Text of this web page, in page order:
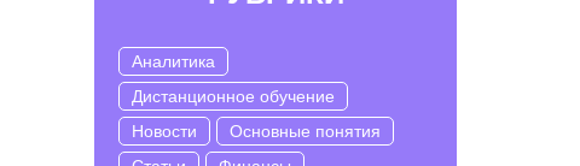
Аналитика
Дистанционное обучение
Новости
Основные понятия